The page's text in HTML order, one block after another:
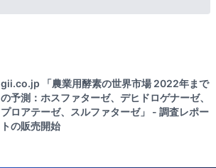
gii.co.jp 「農業用酵素の世界市場 2022年まで
の予測：ホスファターゼ、デヒドロゲナーゼ、
プロアテーゼ、スルファターゼ」 - 調査レポー
トの販売開始